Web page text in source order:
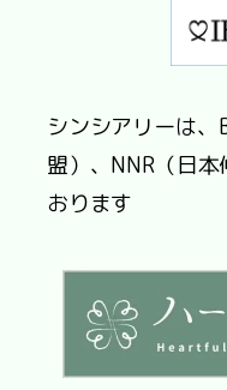
シンシアリーは
盟）、NNR（日
おります